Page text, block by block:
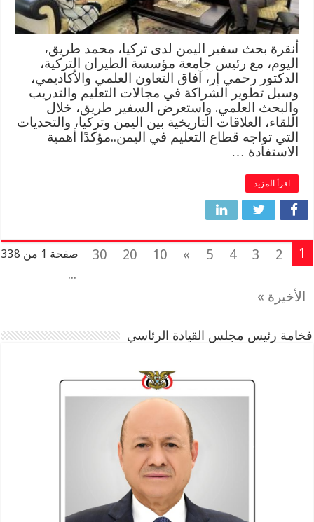
أنقرة بحث سفير اليمن لدى تركيا، محمد طريق،
اليوم، مع رئيس جامعة مؤسسة الطيران التركية،
الدكتور رحمي إر، آفاق التعاون العلمي والأكاديمي،
وسبل تطوير الشراكة في مجالات التعليم والتدريب
والبحث العلمي. واستعرض السفير طريق، خلال
اللقاء، العلاقات التاريخية بين اليمن وتركيا، والتحديات
التي تواجه قطاع التعليم في اليمن..مؤكدًا أهمية
الاستفادة …
اقرأ المزيد
صفحة 1 من 338 1
2
3
4
5
»
10
20
30
...
الأخيرة »
فخامة رئيس مجلس القيادة الرئاسي